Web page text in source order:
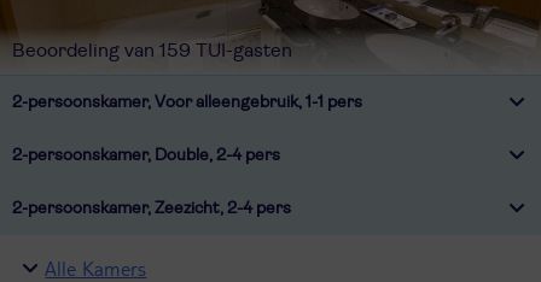
Beoordeling van 159 TUI-gasten
2-persoonskamer, Voor alleengebruik, 1-1 pers
2-persoonskamer, Double, 2-4 pers
2-persoonskamer, Zeezicht, 2-4 pers
Alle Kamers